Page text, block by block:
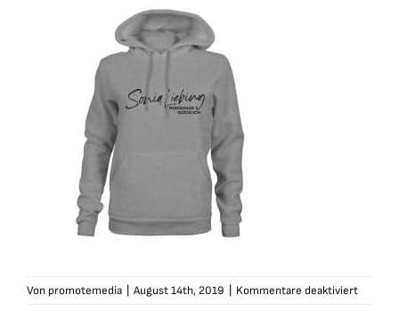
Von promotemedia August 14th, 2019 Kommentare deaktiviertfür